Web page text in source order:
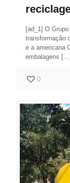
[ad_1] O
transformação
e a americana
embalagens
0